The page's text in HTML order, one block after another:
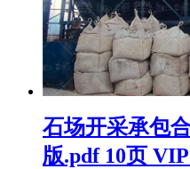
石场开采承包
版.pdf 10页